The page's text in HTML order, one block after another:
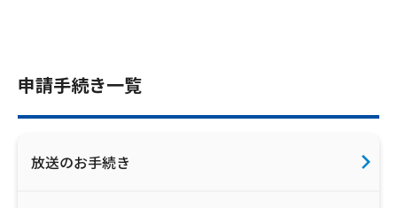
申請手続き一覧
放送のお手続き